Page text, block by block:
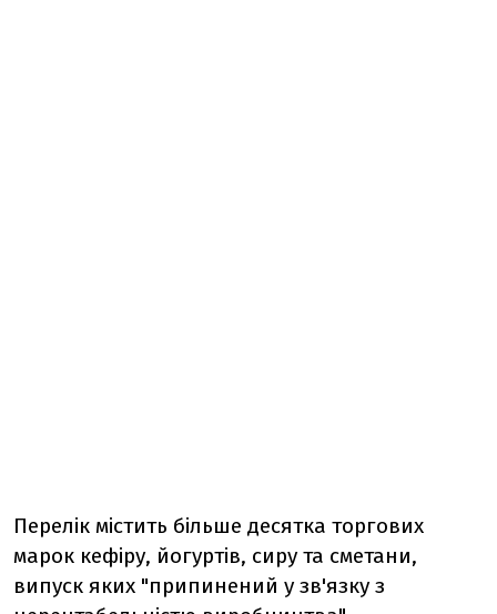
Перелік містить більше десятка торгових
марок кефіру, йогуртів, сиру та сметани,
випуск яких "припинений у зв'язку з